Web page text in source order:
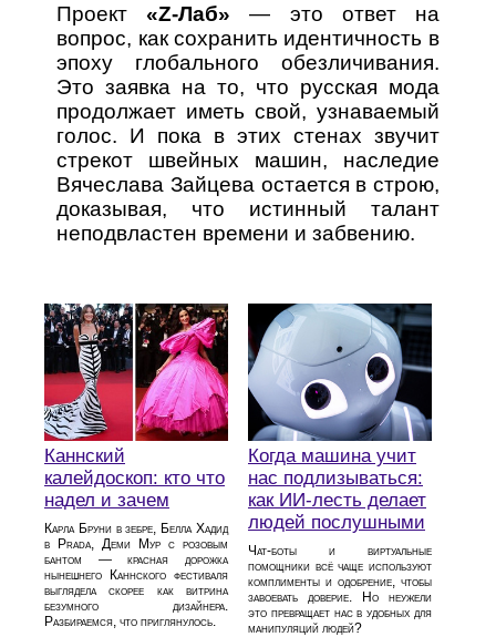
Проект«Z-Лаб» — это ответ на
вопрос, как сохранить идентичность в
эпоху глобального обезличивания.
Это заявка на то, что русская мода
продолжает иметь свой, узнаваемый
голос. И пока в этих стенах звучит
стрекот швейных машин, наследие
Вячеслава Зайцева остается в строю,
доказывая, что истинный талант
неподвластен времени и забвению.
Каннский
калейдоскоп: кто что
надел и зачем
Карла Бруни в зебре, Белла Хадид
в Prada, Деми Мур с розовым
бантом — красная дорожка
нынешнего Каннского фестиваля
выглядела скорее как витрина
безумного дизайнера.
Разбираемся, что приглянулось.
Когда машина учит
нас подлизываться:
как ИИ-лесть делает
людей послушными
Чат-боты и виртуальные
помощники всё чаще используют
комплименты и одобрение, чтобы
завоевать доверие. Но неужели
это превращает нас в удобных для
манипуляций людей?